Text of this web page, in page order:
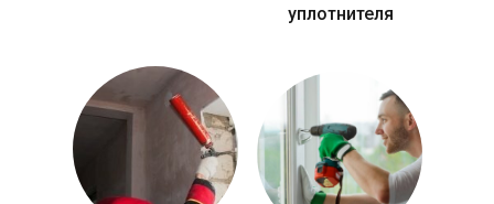
уплотнителя